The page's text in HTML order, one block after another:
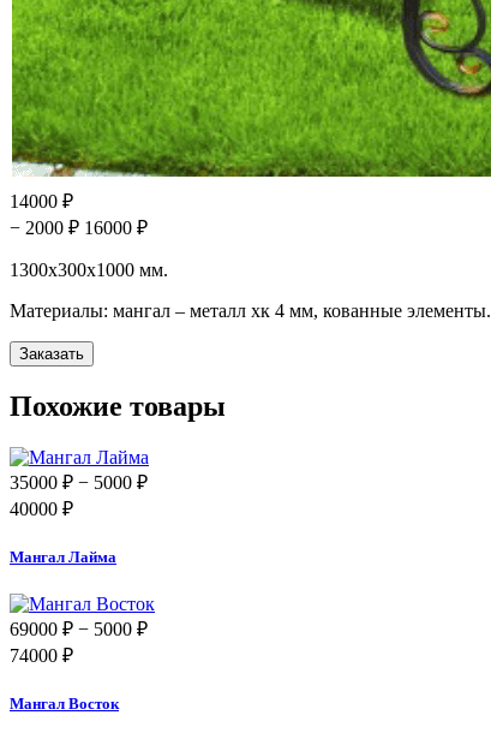
14000 ₽
− 2000 ₽ 16000 ₽
1300х300х1000 мм.
Материалы: мангал – металл хк 4 мм, кованные элементы.
Похожие товары
35000 ₽ − 5000 ₽
40000 ₽
Мангал Лайма
69000 ₽ − 5000 ₽
74000 ₽
Мангал Восток